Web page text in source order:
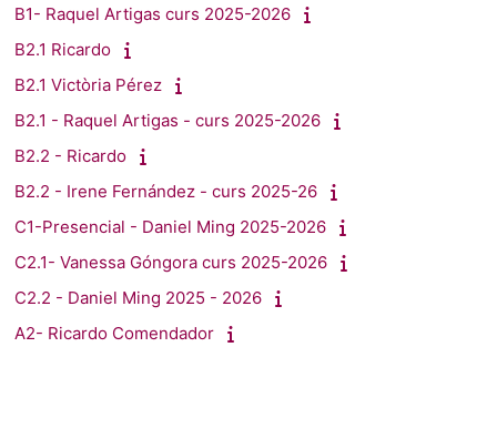
B1- Raquel Artigas curs 2025-2026
B2.1 Ricardo
B2.1 Victòria Pérez
B2.1 - Raquel Artigas - curs 2025-2026
B2.2 - Ricardo
B2.2 - Irene Fernández - curs 2025-26
C1-Presencial - Daniel Ming 2025-2026
C2.1- Vanessa Góngora curs 2025-2026
C2.2 - Daniel Ming 2025 - 2026
A2- Ricardo Comendador